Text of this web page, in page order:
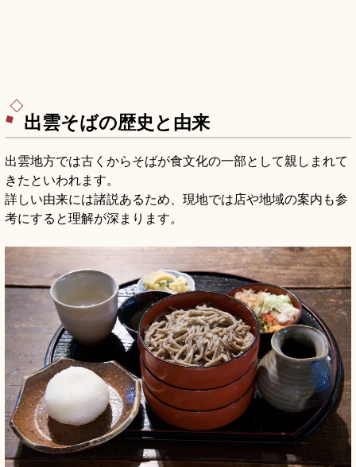
出雲そばの歴史と由来
出雲地方では古くからそばが食文化の一部として親しまれて
きたといわれます。
詳しい由来には諸説あるため、現地では店や地域の案内も参
考にすると理解が深まります。